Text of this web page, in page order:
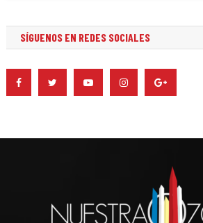
SÍGUENOS EN REDES SOCIALES